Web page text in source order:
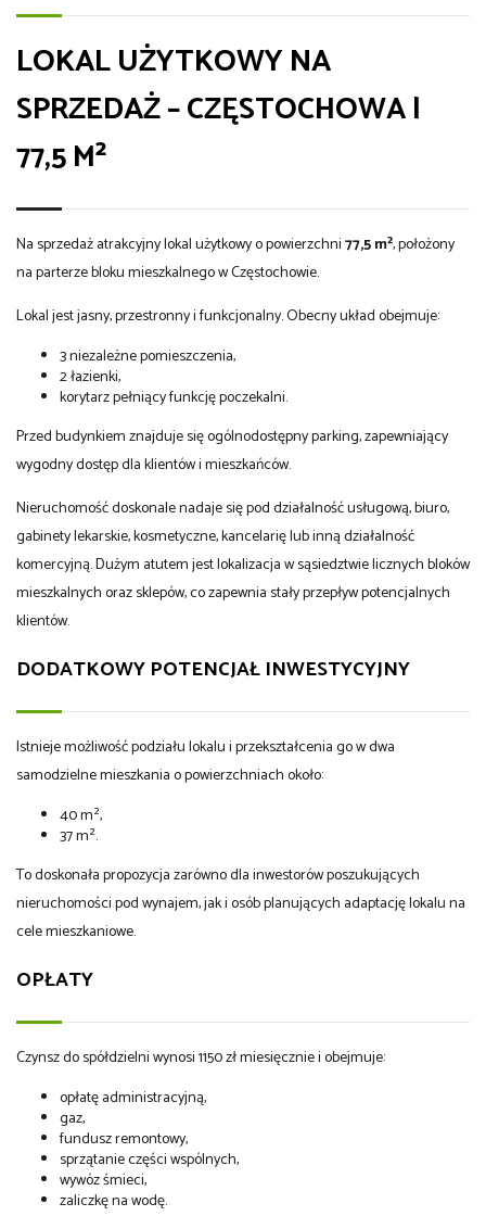
LOKAL UŻYTKOWY NA
SPRZEDAŻ – CZĘSTOCHOWA |
77,5 M²
Na sprzedaż atrakcyjny lokal użytkowy o powierzchni77,5 m², położony
na parterze bloku mieszkalnego w Częstochowie.
Lokal jest jasny, przestronny i funkcjonalny. Obecny układ obejmuje:
3 niezależne pomieszczenia,
2 łazienki,
korytarz pełniący funkcję poczekalni.
Przed budynkiem znajduje się ogólnodostępny parking, zapewniający
wygodny dostęp dla klientów i mieszkańców.
Nieruchomość doskonale nadaje się pod działalność usługową, biuro,
gabinety lekarskie, kosmetyczne, kancelarię lub inną działalność
komercyjną. Dużym atutem jest lokalizacja w sąsiedztwie licznych bloków
mieszkalnych oraz sklepów, co zapewnia stały przepływ potencjalnych
klientów.
DODATKOWY POTENCJAŁ INWESTYCYJNY
Istnieje możliwość podziału lokalu i przekształcenia go w dwa
samodzielne mieszkania o powierzchniach około:
40 m²,
37 m².
To doskonała propozycja zarówno dla inwestorów poszukujących
nieruchomości pod wynajem, jak i osób planujących adaptację lokalu na
cele mieszkaniowe.
OPŁATY
Czynsz do spółdzielni wynosi 1150 zł miesięcznie i obejmuje:
opłatę administracyjną,
gaz,
fundusz remontowy,
sprzątanie części wspólnych,
wywóz śmieci,
zaliczkę na wodę.